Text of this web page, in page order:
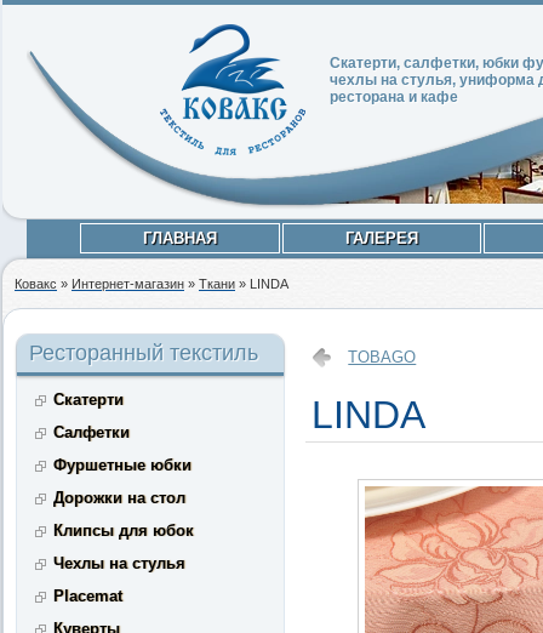
Скатерти, салфетки, юбки
чехлы на стулья, униформа
ресторана и кафе
ГЛАВНАЯ ГАЛЕРЕЯ
Ковакс » Интернет-магазин » Ткани » LINDA
Ресторанный текстиль
Скатерти
Салфетки
Фуршетные юбки
Дорожки на стол
Клипсы для юбок
Чехлы на стулья
Placemat
Куверты
TOBAGO
LINDA